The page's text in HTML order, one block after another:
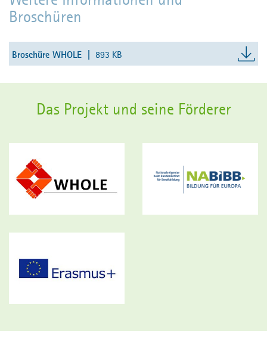
Broschüren
Broschüre WHOLE 893 KB
Das Projekt und seine Förderer